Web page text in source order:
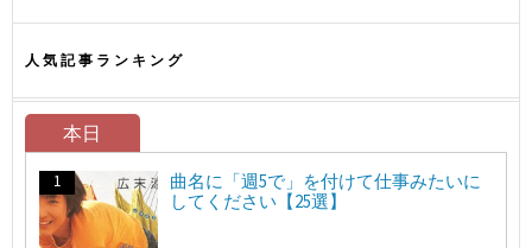
人気記事ランキング
本日
曲名に「週5で」を付けて仕事みたいに
してください【25選】